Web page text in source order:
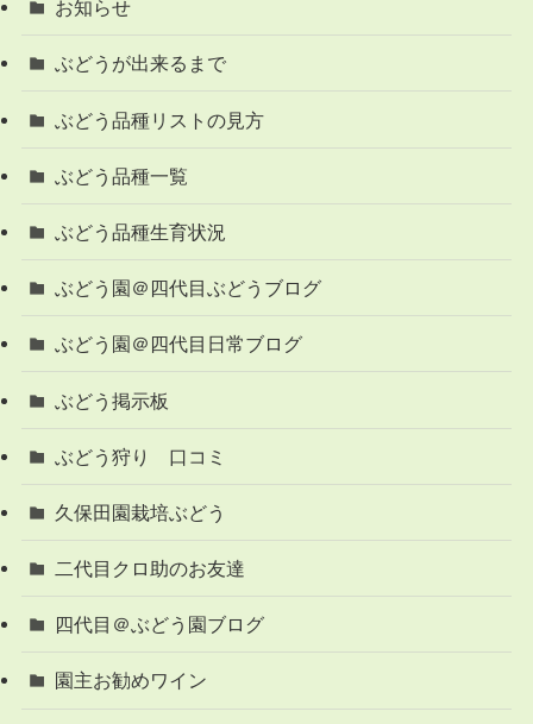
お知らせ
ぶどうが出来るまで
ぶどう品種リストの見方
ぶどう品種一覧
ぶどう品種生育状況
ぶどう園＠四代目ぶどうブログ
ぶどう園＠四代目日常ブログ
ぶどう掲示板
ぶどう狩り 口コミ
久保田園栽培ぶどう
二代目クロ助のお友達
四代目＠ぶどう園ブログ
園主お勧めワイン